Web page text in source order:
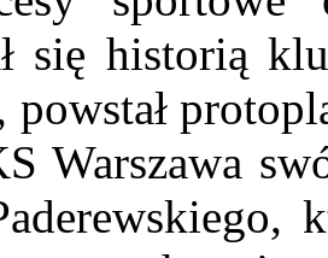
się historią
powstał
Warszawa